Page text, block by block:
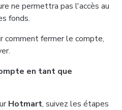
ne permettra pas l'accès au
fonds.
comment fermer le compte,
en tant que
Hotmart, suivez les étapes